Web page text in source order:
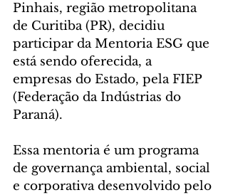
Pinhais, região metropolitana
de Curitiba (PR), decidiu
participar da Mentoria ESG que
está sendo oferecida, a
empresas do Estado, pela FIEP
(Federação da Indústrias do
Paraná).
Essa mentoria é um programa
de governança ambiental, social
e corporativa desenvolvido pelo